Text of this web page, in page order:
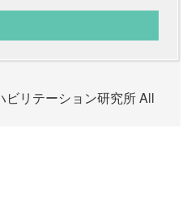
リテーション研究所 All